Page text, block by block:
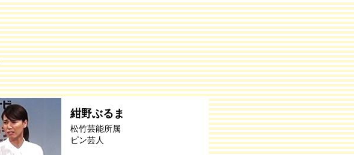
紺野ぶるま
松竹芸能所属
ピン芸人